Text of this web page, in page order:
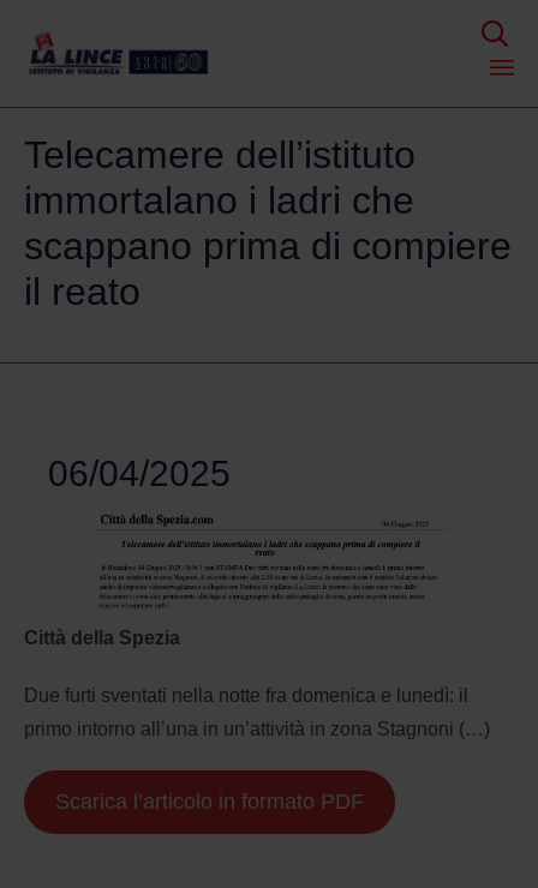

to
Telecamere dell’istituto
immortalano i ladri che
scappano prima di compiere
il reato
06/04/2025
Città della Spezia
Due furti sventati nella notte fra domenica e lunedì: il
primo intorno all’una in un’attività in zona Stagnoni (…)
Scarica l’articolo in formato PDF